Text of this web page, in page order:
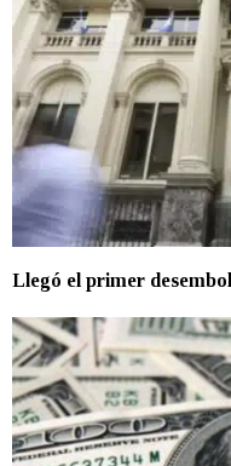
Llegó el primer